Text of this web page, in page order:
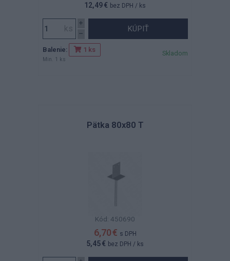
12,49 € bez DPH / ks
KÚPIŤ
Balenie: 1 ks
Min. 1 ks
Skladom
Pätka 80x80 T
Kód: 450690
6,70 € s DPH
5,45 € bez DPH / ks